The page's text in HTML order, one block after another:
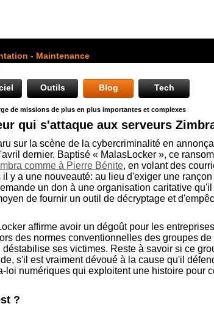
- Maintenance
Outils Blog Tech
de missions de plus en plus importantes et complexes
qui s'attaque aux serveurs
sur la scène de la cybercriminalité en
dernier. Baptisé « MalasLocker », ce
comme à Pierre Bénite, en volant des
y a une nouveauté: au lieu d'exiger une
un don à une organisation caritative
de fournir un outil de décryptage et
affirme avoir un dégoût pour les
des normes conventionnelles des groupes de
ses victimes. Reste à savoir si ce
s'il est vraiment dévoué à la cause qu'il
loi numériques qui exploitent une histoire pour
?